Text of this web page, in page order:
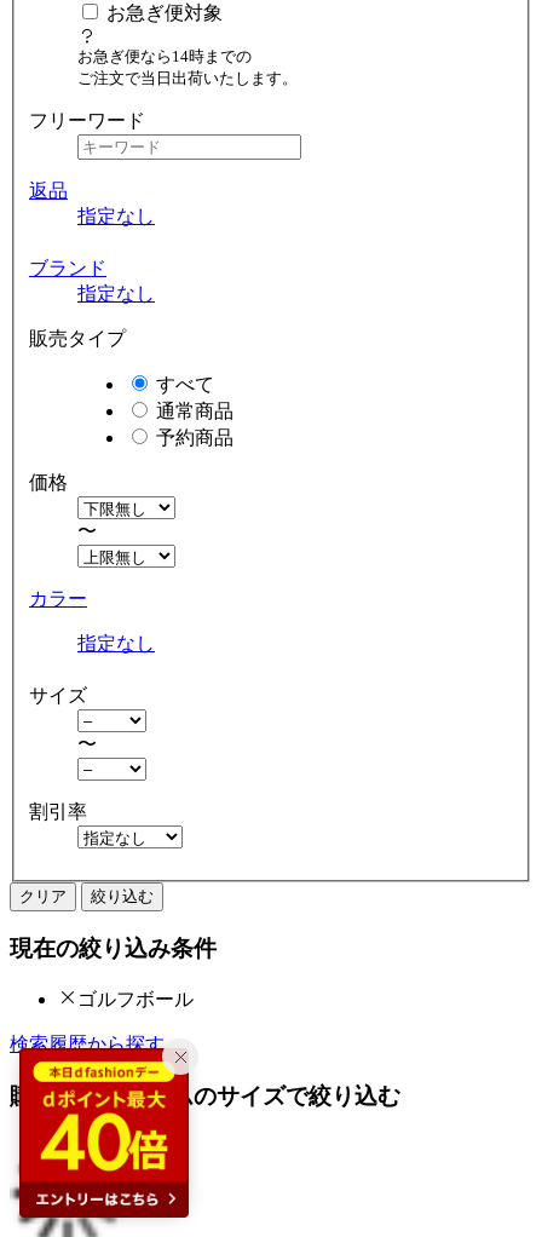
お急ぎ便対象
お急ぎ便なら14時までの
ご注文で当日出荷いたします。
フリーワード
返品
指定なし
ブランド
指定なし
販売タイプ
すべて
通常商品
予約商品
価格
〜
カラー
指定なし
サイズ
〜
割引率
クリア 絞り込む
現在の絞り込み条件
ゴルフボール
検索履歴から探す
購入済みアイテムのサイズで絞り込む